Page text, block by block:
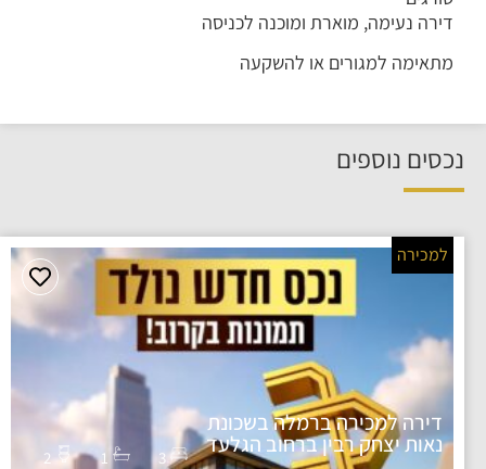
דירה נעימה, מוארת ומוכנה לכניסה
מתאימה למגורים או להשקעה
נכסים נוספים
דירה למכירה ברמלה בשכונת
נאות יצחק רבין ברחוב הגלעד 3
1
2
למכירה